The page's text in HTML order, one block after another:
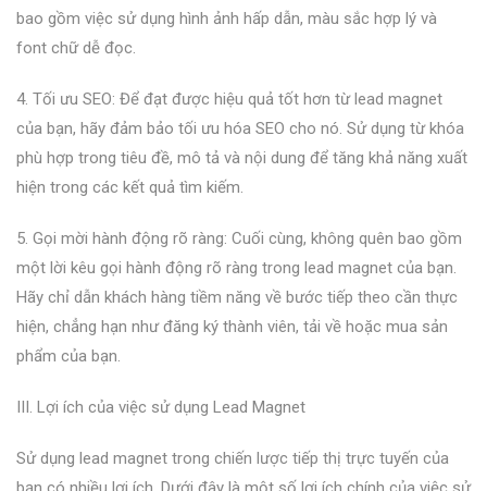
bao gồm việc sử dụng hình ảnh hấp dẫn, màu sắc hợp lý và
font chữ dễ đọc.
4. Tối ưu SEO: Để đạt được hiệu quả tốt hơn từ lead magnet
của bạn, hãy đảm bảo tối ưu hóa SEO cho nó. Sử dụng từ khóa
phù hợp trong tiêu đề, mô tả và nội dung để tăng khả năng xuất
hiện trong các kết quả tìm kiếm.
5. Gọi mời hành động rõ ràng: Cuối cùng, không quên bao gồm
một lời kêu gọi hành động rõ ràng trong lead magnet của bạn.
Hãy chỉ dẫn khách hàng tiềm năng về bước tiếp theo cần thực
hiện, chẳng hạn như đăng ký thành viên, tải về hoặc mua sản
phẩm của bạn.
III. Lợi ích của việc sử dụng Lead Magnet
Sử dụng lead magnet trong chiến lược tiếp thị trực tuyến của